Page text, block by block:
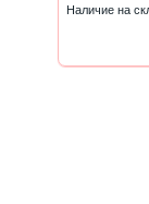
Наличие на